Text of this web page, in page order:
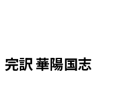
完訳 華陽国志